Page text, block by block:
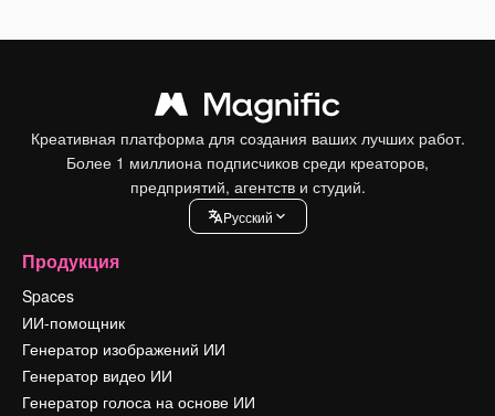
Креативная платформа для создания ваших лучших работ.
Более 1 миллиона подписчиков среди креаторов,
предприятий, агентств и студий.
Pусский
Продукция
Spaces
ИИ-помощник
Генератор изображений ИИ
Генератор видео ИИ
Генератор голоса на основе ИИ